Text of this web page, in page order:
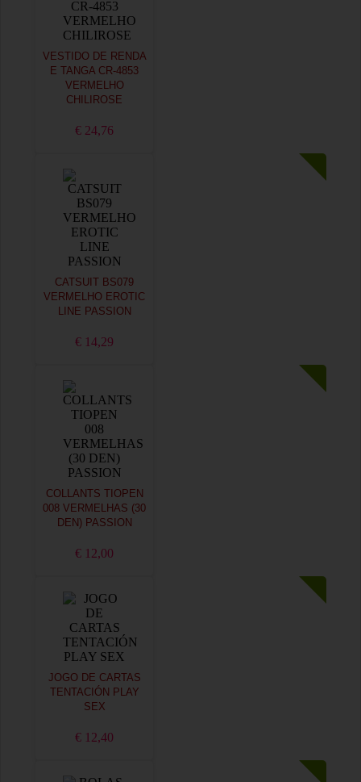
VESTIDO DE RENDA
E TANGA CR-4853
VERMELHO
CHILIROSE
€ 24,76
CATSUIT BS079
VERMELHO EROTIC
LINE PASSION
€ 14,29
COLLANTS TIOPEN
008 VERMELHAS (30
DEN) PASSION
€ 12,00
JOGO DE CARTAS
TENTACIÓN PLAY
SEX
€ 12,40